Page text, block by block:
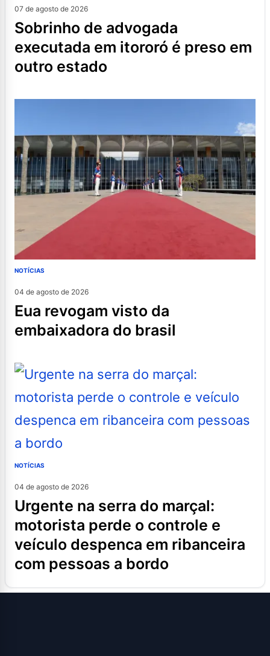
07 de agosto de 2026
sobrinho de advogada
executada em itororó é preso em
outro estado
NOTÍCIAS
04 de agosto de 2026
eua revogam visto da
embaixadora do brasil
NOTÍCIAS
04 de agosto de 2026
urgente na serra do marçal:
motorista perde o controle e
veículo despenca em ribanceira
com pessoas a bordo